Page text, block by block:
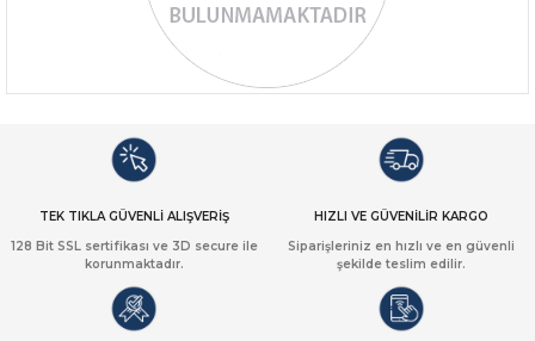
TEK TIKLA GÜVENLİ ALIŞVERİŞ
128 Bit SSL sertifikası ve 3D secure ile
korunmaktadır.
HIZLI VE GÜVENİLİR KARGO
Siparişleriniz en hızlı ve en güvenli
şekilde teslim edilir.